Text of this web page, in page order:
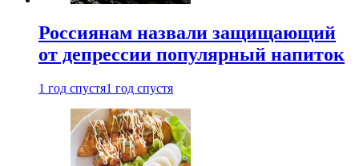
Россиянам назвали защищающий
от депрессии популярный напиток
1 год спустя1 год спустя